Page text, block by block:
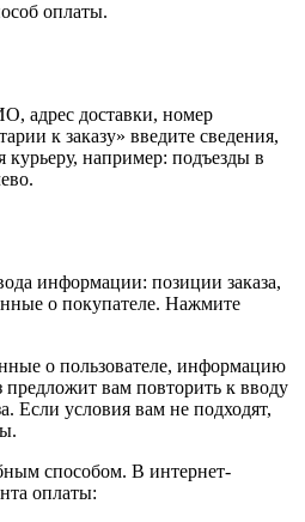
оплаты.
адрес доставки, номер
к заказу» введите сведения,
курьеру, например: подъезды в
информации: позиции заказа,
о покупателе. Нажмите
о пользователе, информацию
предложит вам повторить к вводу
Если условия вам не подходят,
способом. В интернет-
оплаты: